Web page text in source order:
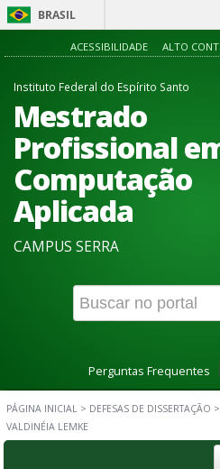
BRASIL
ACESSIBILIDADE ALTO
Instituto Federal do Espírito Santo
Mestrado
Profissional
Computação
Aplicada
CAMPUS SERRA
Perguntas Frequentes
PÁGINA INICIAL > DEFESAS DE DISSERTAÇÃO >
VALDINÉIA LEMKE